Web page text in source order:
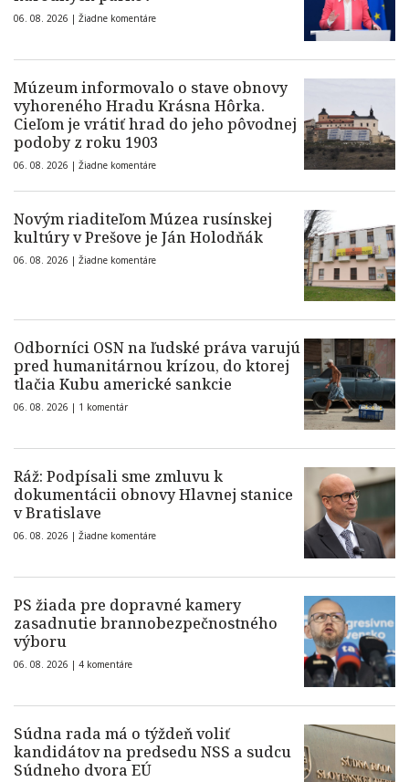
06. 08. 2026 | Žiadne komentáre
Múzeum informovalo o stave obnovy
vyhoreného Hradu Krásna Hôrka.
Cieľom je vrátiť hrad do jeho pôvodnej
podoby z roku 1903
06. 08. 2026 | Žiadne komentáre
Novým riaditeľom Múzea rusínskej
kultúry v Prešove je Ján Holodňák
06. 08. 2026 | Žiadne komentáre
Odborníci OSN na ľudské práva varujú
pred humanitárnou krízou, do ktorej
tlačia Kubu americké sankcie
06. 08. 2026 | 1 komentár
Ráž: Podpísali sme zmluvu k
dokumentácii obnovy Hlavnej stanice
v Bratislave
06. 08. 2026 | Žiadne komentáre
PS žiada pre dopravné kamery
zasadnutie brannobezpečnostného
výboru
06. 08. 2026 | 4 komentáre
Súdna rada má o týždeň voliť
kandidátov na predsedu NSS a sudcu
Súdneho dvora EÚ